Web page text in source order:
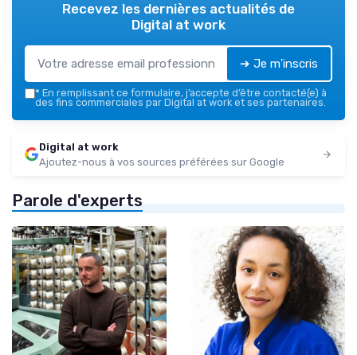
Recevez les dernières actualités de
Digital at work
➔ Je m'inscris
* En remplissant ce formulaire, j’accepte d’être contacté(e) à
des fins commerciales par Digital at work et ses partenaires.
Digital at work
Ajoutez-nous à vos sources préférées sur Google
Parole d'experts